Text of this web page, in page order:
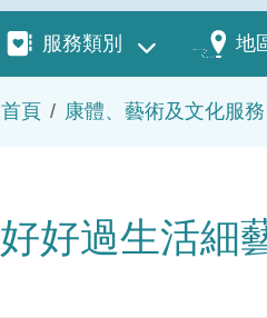
服務類別服務類別 地區 地
首頁 康體、藝術及文化服務
好好過生活細